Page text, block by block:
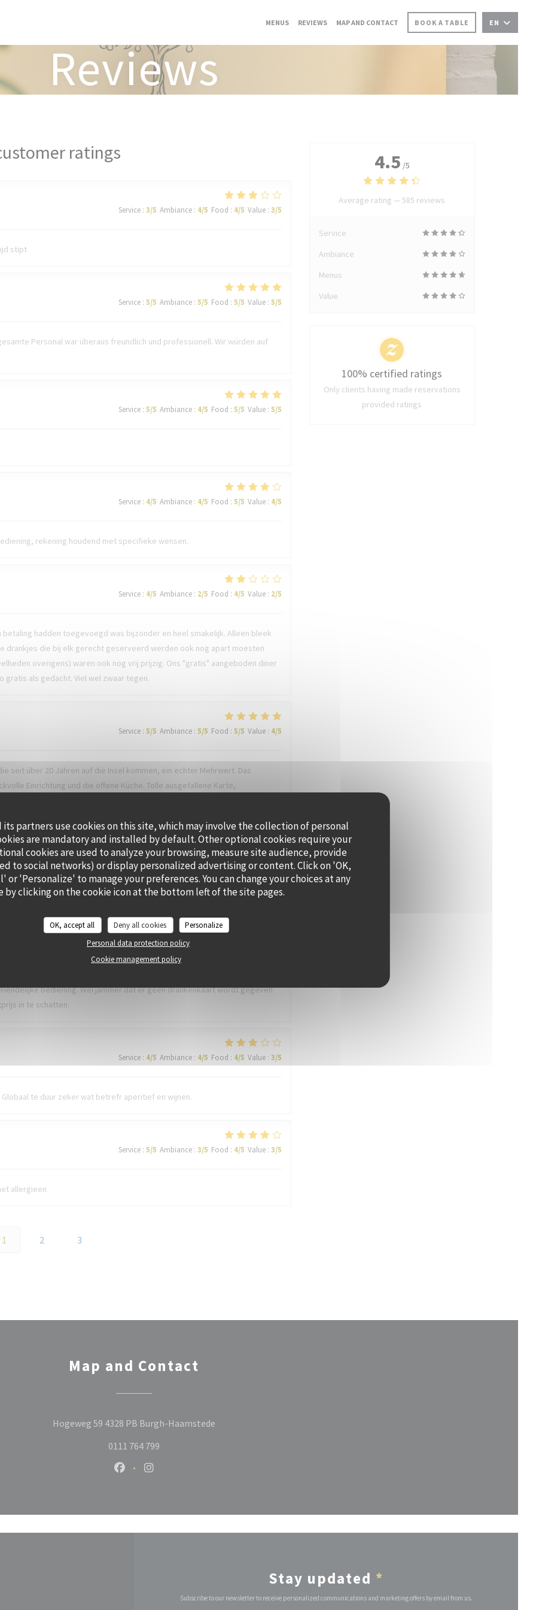
its partners use cookies on this site, which may involve the collection of personal
are mandatory and installed by default. Other optional cookies require your
cookies are used to analyze your browsing, measure site audience, provide
to social networks) or display personalized advertising or content. Click on 'OK,
or 'Personalize' to manage your preferences. You can change your choices at any
by clicking on the cookie icon at the bottom left of the site pages.
OK, accept all Deny all cookies
Personalize
Personal data protection policy
Cookie management policy
MENUS REVIEWS MAP AND CONTACT BOOK A TABLE EN
Reviews
ratings
Service: 3/5 Ambiance: 4/5 Food : 4/5 Value: 3/5
stipt
Service: 5/5 Ambiance: 5/5 Food : 5/5 Value: 5/5
Personal war überaus freundlich und professionell. Wir würden auf
Service: 5/5 Ambiance: 4/5 Food : 5/5 Value: 5/5
Service: 4/5 Ambiance: 4/5 Food : 5/5 Value: 4/5
rekening houdend met specifieke wensen.
Service: 4/5 Ambiance: 2/5 Food : 4/5 Value: 2/5
hadden toegevoegd was bijzonder en heel smakelijk. Alleen bleek
drankjes die bij elk gerecht geserveerd werden ook nog apart moesten
overigens) waren ook nog vrij prijzig. Ons "gratis" aangeboden diner
gratis als gedacht. Viel wel zwaar tegen.
Service: 5/5 Ambiance: 5/5 Food : 5/5 Value: 4/5
seit über 20 Jahren auf die Insel kommen, ein echter Mehrwert. Das
Einrichtung und die offene Küche. Tolle ausgefallene Karte,
Service. Einen herzlichen Dank auch an die Küche, die uns eine
Service : 5/5 Ambiance: 5/5 Food: 5/5 Value: 4/5
Service:4/5 Ambiance:4/5 Food:
geboekt waarbij er een 3-gangen menu inbegrepen was. We kozen
een upgrade door naar een 4-gangen menu voor slechts 12.5 euro per
bediening. Wel jammer dat er geen drankenkaart wordt gegeven
in te schatten.
Service: 4/5 Ambiance: 4/5 Food : 4/5 Value: 3/5
te duur zeker wat betrefr aperitief en wijnen.
Service: 5/5 Ambiance: 3/5 Food : 4/5 Value: 3/5
allergieen
1 2 3
4.5 /5
Average rating —585 reviews
Service
Ambiance
Menus
Value
100% certified ratings
Only clients having made reservations
provided ratings
Map and Contact
Hogeweg 59 4328 PB Burgh-Haamstede
0111 764 799
Facebook ((opens in a new window))
Instagram ((opens in a new window))
Stay updated *
Subscribe to our newsletter to receive personalized communications and marketing offers by email from us.